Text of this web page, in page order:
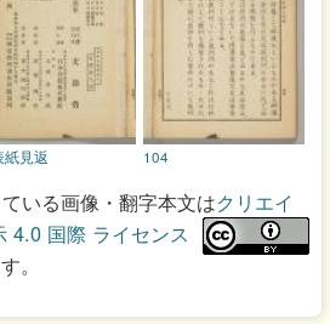
104
紙見返
いる画像・翻字本文はクリエイ
4.0 国際 ライセンス
。